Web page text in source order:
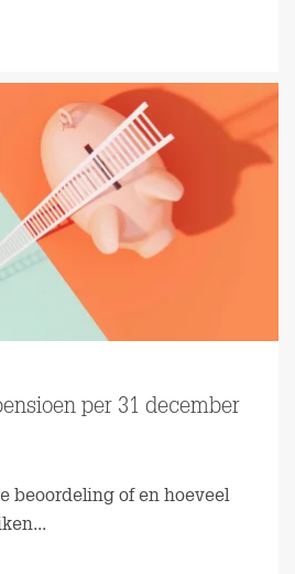
per 31 december
beoordeling of en hoeveel